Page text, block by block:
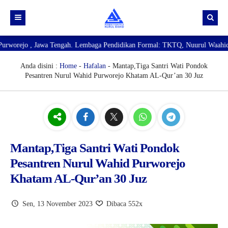
Beranda
Profil
Lintas Sejarah Pondok Pesantren Nurul Wahid
SDTQ Nuurul Waahid
MA Nuurul Waahid
Pendaftaran Santri Baru
Brosur MA & MTs
Brosur MA
1A
2A
Brosur Mts
1B
Brosur SDTQ & TKTQ
Brosur SDTQ
1C
Brosur TKTQ
Brosur PPTQ
Tengah. Lembaga Pendidikan Formal: TKTQ, Nuurul Waahid, SDTQ
Anda disini : Home - Hafalan - Mantap,Tiga Santri Wati Pondok
Pesantren Nurul Wahid Purworejo Khatam AL-Qur’an 30 Juz
Mantap,Tiga Santri Wati Pondok
Pesantren Nurul Wahid Purworejo
Khatam AL-Qur’an 30 Juz
Sen, 13 November 2023 Dibaca 552x